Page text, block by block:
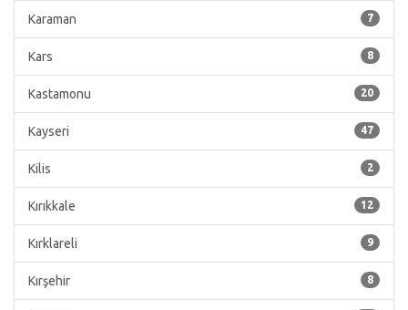
7
Karaman
8
Kars
20
Kastamonu
47
Kayseri
2
Kilis
12
Kırıkkale
9
Kırklareli
8
Kırşehir